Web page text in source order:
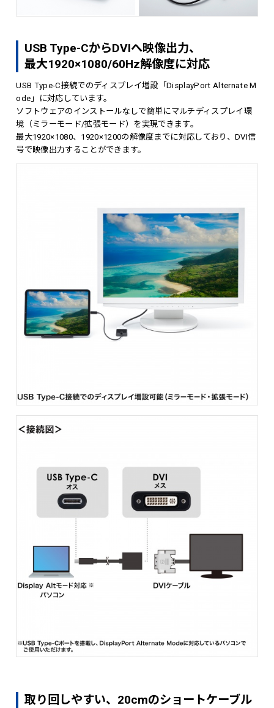
USB Type-CからDVIへ映像出力、
最大1920×1080/60Hz解像度に対応
USB Type-C接続でのディスプレイ増設「DisplayPort Alternate M
ode」に対応しています。
ソフトウェアのインストールなしで簡単にマルチディスプレイ環
境（ミラーモード/拡張モード）を実現できます。
最大1920×1080、1920×1200の解像度までに対応しており、DVI信
号で映像出力することができます。
取り回しやすい、20cmのショートケーブル